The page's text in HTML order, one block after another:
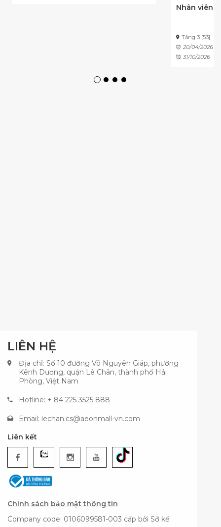
Nhân viên
Tầng 3 [53]
20/04/2026
31/10/2026
LIÊN HỆ
Địa chỉ: Số 10 đường Võ Nguyên Giáp, phường
Kênh Dương, quận Lê Chân, thành phố Hải
Phòng, Việt Nam
Hotline: + 84 225 3525 888
Email: lechan.cs@aeonmall-vn.com
Liên kết
Chính sách bảo mật thông tin
Company code: 0106099581-003 cấp bởi Sở kế